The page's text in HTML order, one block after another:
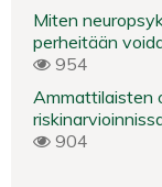
Miten
perheitään
954
Ammattilaisten
904